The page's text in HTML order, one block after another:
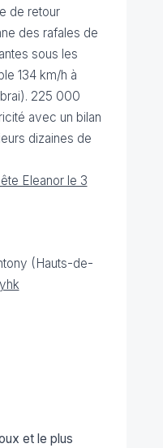
de retour
des rafales de
sous les
134 km/h à
225 000
avec un bilan
dizaines de
Eleanor le 3
(Hauts-de-
et le plus